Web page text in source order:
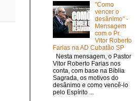
"Como
vencer o
desânimo" -
Mensagem
com o Pr.
Vitor Roberto
Farias na AD Cubatão SP
Nesta mensagem, o Pastor
Vitor Roberto Farias nos
conta, com base na Bíblia
Sagrada, os motivos do
desânimo e como vencê-lo
pelo Espírito ...